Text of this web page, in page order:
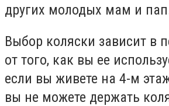
других молодых мам и
Выбор коляски зависит в
от того, как вы ее
если вы живете на 4-м
вы не можете держать